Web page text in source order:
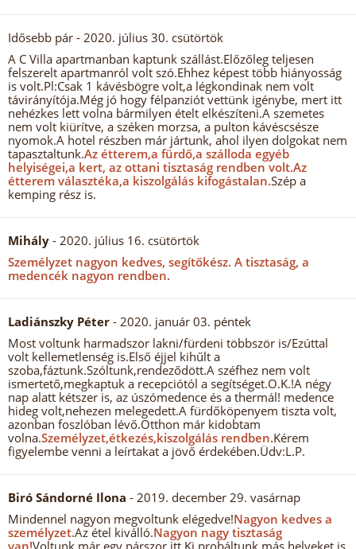
Idősebb pár - 2020. július 30. csütörtök
A C Villa apartmanban kaptunk szállást.Előzőleg teljesen
felszerelt apartmanról volt szó.Ehhez képest több hiányosság
is volt.Pl:Csak 1 kávésbögre volt,a légkondinak nem volt
távirányítója.Még jó hogy félpanziót vettünk igénybe, mert itt
nehézkes lett volna bármilyen ételt elkészíteni.A szemetes
nem volt kiürítve, a széken morzsa, a pulton kávéscsésze
nyomok.A hotel részben már jártunk, ahol ilyen dolgokat nem
tapasztaltunk.Az étterem,a fürdő,a szálloda egyéb
helyiségei,a kert, az ottani tisztaság rendben volt.Az
étterem választéka,a kiszolgálás kifogástalan.Szép a
kemping rész is.
Mihály - 2020. július 16. csütörtök
Személyzet nagyon kedves, segítőkész. A tisztaság, a
medencék nagyon rendben.
Ladiánszky Péter - 2020. január 03. péntek
Most voltunk harmadszor lakni/fürdeni többször is/Ezúttal
volt kellemetlenség is.Első éjjel kihűlt a
szoba,fáztunk.Szóltunk,rendeződött.A széfhez nem volt
ismertető,megkaptuk a recepciótól a segítséget.O.K.!A négy
nap alatt kétszer is, az úszómedence és a thermál! medence
hideg volt,nehezen melegedett.A fürdőköpenyem tiszta volt,
azonban foszlóban lévő.Otthon már kidobtam
volna.Személyzet,étkezés,kiszolgálás rendben.Kérem
figyelembe venni a leírtakat a jövő érdekében.Üdv:L.P.
Biró Sándorné Ilona - 2019. december 29. vasárnap
Mindennel nagyon megvoltunk elégedve!Nagyon kedves a
személyzet.Az étel kiválló.Nagyon nagy tisztaság
van!Voltunk már egy párszor itt.Ki probáltunk más helyeket is